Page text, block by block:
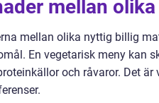
mellan
mellan olika nyttig billig
En vegetarisk meny kan
och råvaror. Det